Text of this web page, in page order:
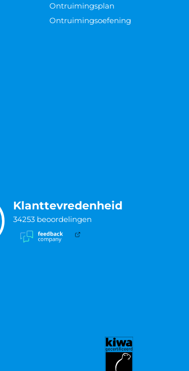
Ontruimingsplan
Ontruimingsoefening
Klanttevredenheid
34253 beoordelingen